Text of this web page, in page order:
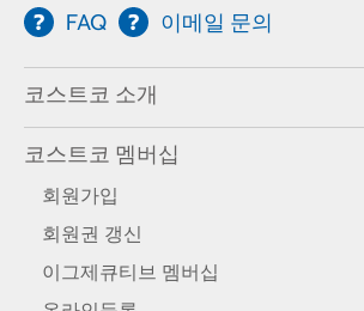
FAQ 이메일 문의
코스트코 소개
코스트코 멤버십
회원가입
회원권 갱신
이그제큐티브 멤버십